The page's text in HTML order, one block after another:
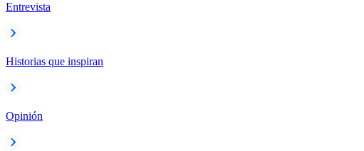
Entrevista
Historias que inspiran
Opinión